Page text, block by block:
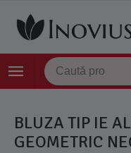
BLUZA TIP IE
GEOMETRIC